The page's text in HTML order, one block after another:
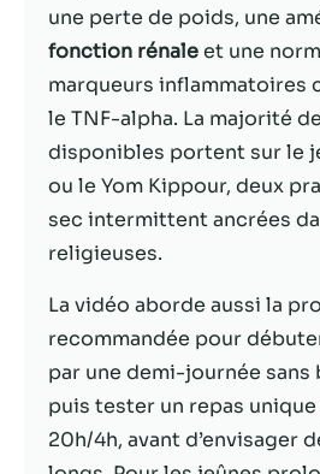
une perte de poids, une
fonction rénaleet une
marqueurs inflammatoires
le TNF-alpha. La majorité
disponibles portent sur le
ou le Yom Kippour, deux
sec intermittent ancrées
religieuses.
La vidéo aborde aussi la
recommandée pour
par une demi-journée sans
puis tester un repas
20h/4h, avant d’envisager